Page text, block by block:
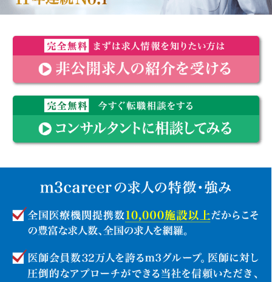
医師会員数32万人を誇る、m3グループだからこその強み。
業界最大クラス求人保有数35,000以上全国医療機関との提携
数10,000以上医師の登録実績11年連続No.1
完全無料 まずは求人情報を知りたい方は非公開求人の紹介を
受ける